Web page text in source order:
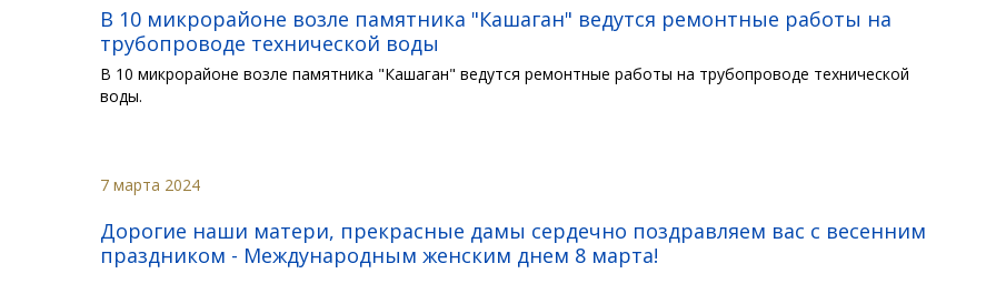
В 10 микрорайоне возле памятника "Кашаган" ведутся ремонтные работы на
трубопроводе технической воды
В 10 микрорайоне возле памятника "Кашаган" ведутся ремонтные работы на трубопроводе технической
воды.
7 марта 2024
Дорогие наши матери, прекрасные дамы сердечно поздравляем вас с весенним
праздником - Международным женским днем 8 марта!